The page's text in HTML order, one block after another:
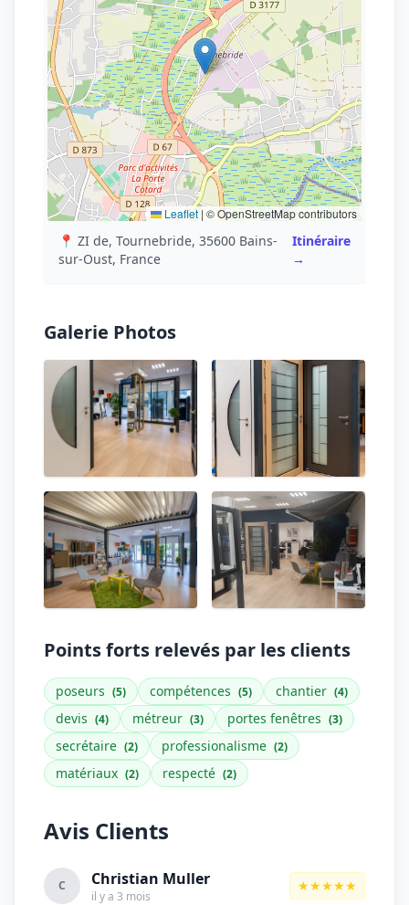
Leaflet | © OpenStreetMap contributors
📍 ZI de, Tournebride, 35600 Bains-
sur-Oust, France
Itinéraire
→
Galerie Photos
Points forts relevés par les clients
poseurs (5) compétences (5) chantier (4)
devis (4) métreur (3) portes fenêtres (3)
secrétaire (2) professionalisme (2)
matériaux (2) respecté (2)
Avis Clients
C Christian Muller
il y a 3 mois
★★★★★